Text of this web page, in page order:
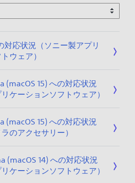
対応状況（ソニー製アプリ
ウェア）
(macOS 15) への対応状況
リケーションソフトウェア）
(macOS 15) への対応状況
のアクセサリー）
(macOS 14) への対応状況
リケーションソフトウェア）